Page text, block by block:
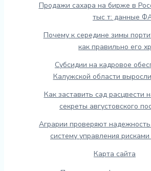
Продажи сахара на бирже в
тыс т: данные
Почему к середине зимы
как правильно его
Субсидии на кадровое
Калужской области
Как заставить сад расцвести
секреты августовского
Аграрии проверяют
систему управления
Карта сайта